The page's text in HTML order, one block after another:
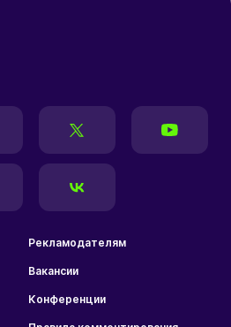
Рекламодателям
Вакансии
Конференции